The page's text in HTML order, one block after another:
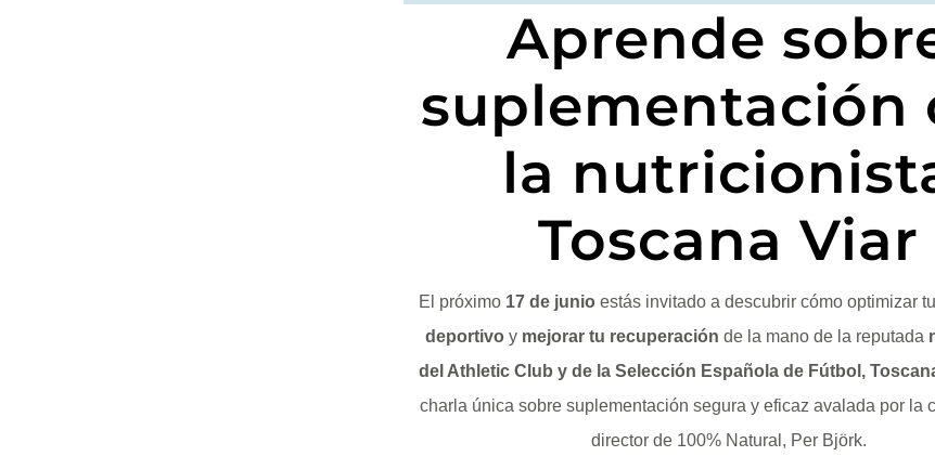
Aprende
suplementación
la
Toscana Viar
El próximo 17 de junioestás invitado a descubrir cómo optimizar tu
deportivo y mejorar tu recuperación de la mano de la reputada
del Athletic Club y de la Selección Española de Fútbol,
charla única sobre suplementación segura y eficaz avalada por la
director de 100% Natural, Per Björk.